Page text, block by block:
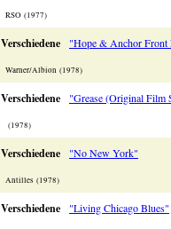
RSO (1977)
Verschiedene "Hope & Anchor Front
Warner/Albion (1978)
Verschiedene "Grease (Original Film
(1978)
Verschiedene "No New York"
Antilles (1978)
Verschiedene "Living Chicago Blues"